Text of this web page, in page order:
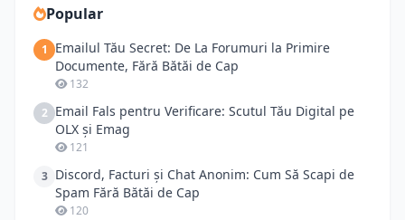
Popular
1
Emailul Tău Secret: De La Forumuri la Primire
Documente, Fără Bătăi de Cap
132
2 Email Fals pentru Verificare: Scutul Tău Digital pe
OLX și Emag
121
3 Discord, Facturi și Chat Anonim: Cum Să Scapi de
Spam Fără Bătăi de Cap
120